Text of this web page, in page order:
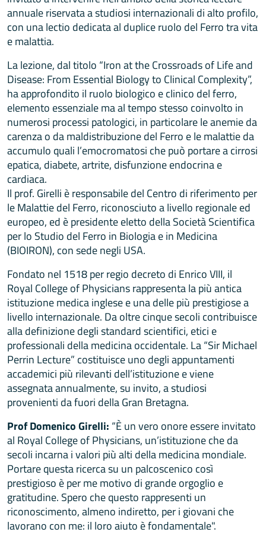
annuale riservata a studiosi internazionali di alto profilo,
con una lectio dedicata al duplice ruolo del Ferro tra vita
e malattia.
La lezione, dal titolo “Iron at the Crossroads of Life and
Disease: From Essential Biology to Clinical Complexity”,
ha approfondito il ruolo biologico e clinico del ferro,
elemento essenziale ma al tempo stesso coinvolto in
numerosi processi patologici, in particolare le anemie da
carenza o da maldistribuzione del Ferro e le malattie da
accumulo quali l’emocromatosi che può portare a cirrosi
epatica, diabete, artrite, disfunzione endocrina e
cardiaca.
Il prof. Girelli è responsabile del Centro di riferimento per
le Malattie del Ferro, riconosciuto a livello regionale ed
europeo, ed è presidente eletto della Società Scientifica
per lo Studio del Ferro in Biologia e in Medicina
(BIOIRON), con sede negli USA.
Fondato nel 1518 per regio decreto di Enrico VIII, il
Royal College of Physicians rappresenta la più antica
istituzione medica inglese e una delle più prestigiose a
livello internazionale. Da oltre cinque secoli contribuisce
alla definizione degli standard scientifici, etici e
professionali della medicina occidentale. La “Sir Michael
Perrin Lecture” costituisce uno degli appuntamenti
accademici più rilevanti dell’istituzione e viene
assegnata annualmente, su invito, a studiosi
provenienti da fuori della Gran Bretagna.
Prof Domenico Girelli: “È un vero onore essere invitato
al Royal College of Physicians, un’istituzione che da
secoli incarna i valori più alti della medicina mondiale.
Portare questa ricerca su un palcoscenico così
prestigioso è per me motivo di grande orgoglio e
gratitudine. Spero che questo rappresenti un
riconoscimento, almeno indiretto, per i giovani che
lavorano con me: il loro aiuto è fondamentale".